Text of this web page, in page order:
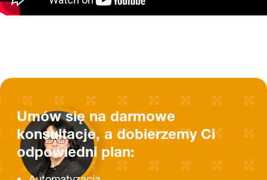
Umów się na darmowe
konsultacje, a dobierzemy Ci
odpowiedni plan: